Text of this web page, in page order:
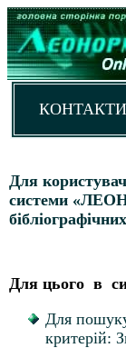
КОНТАКТИ
Для
системи
Для цього в
Для
критерій: